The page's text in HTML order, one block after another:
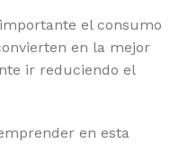
el consumo
en la mejor
ir reduciendo el
en esta